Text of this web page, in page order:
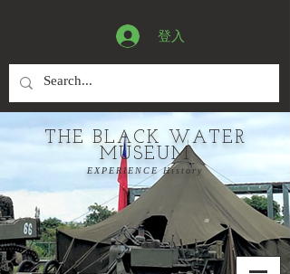
登入
THE BLACK WATER
MUSEUM
EXPERIENCE History